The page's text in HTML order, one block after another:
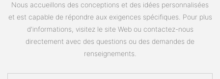
Nous accueillons des conceptions et des idées personnalisées
et est capable de répondre aux exigences spécifiques. Pour plus
d'informations, visitez le site Web ou contactez-nous
directement avec des questions ou des demandes de
renseignements.